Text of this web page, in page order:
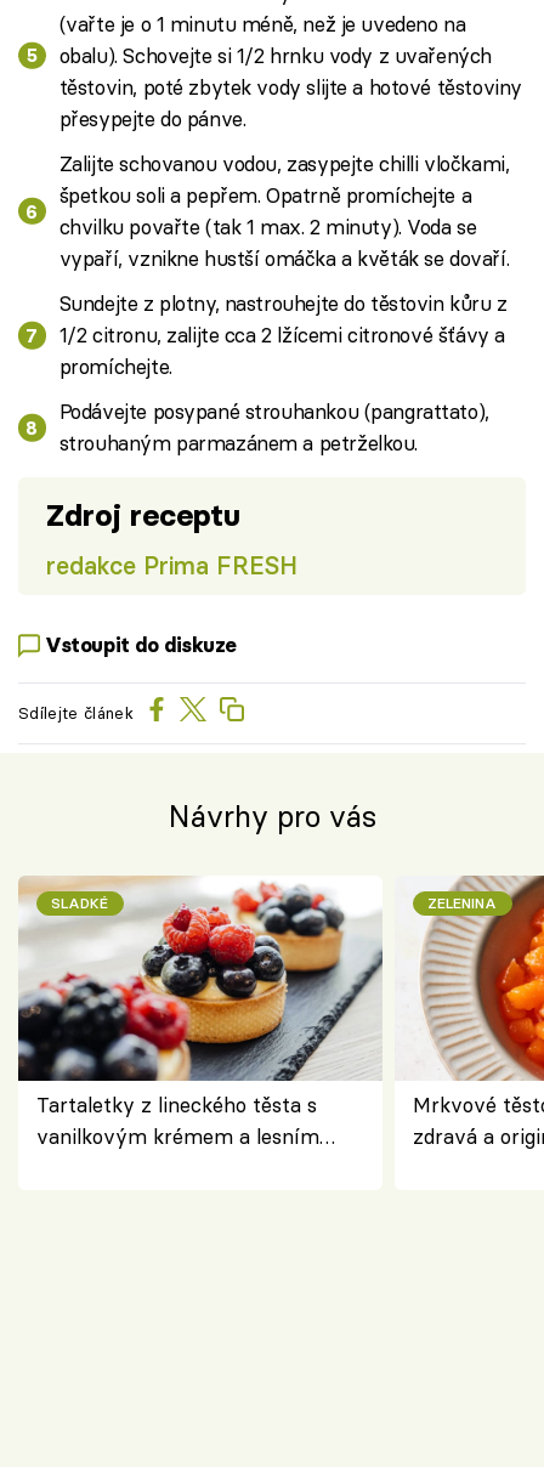
(vařte je o 1 minutu méně, než je uvedeno na
obalu). Schovejte si 1/2 hrnku vody z uvařených
těstovin, poté zbytek vody slijte a hotové těstoviny
přesypejte do pánve.
Zalijte schovanou vodou, zasypejte chilli vločkami,
špetkou soli a pepřem. Opatrně promíchejte a
chvilku povařte (tak 1 max. 2 minuty). Voda se
vypaří, vznikne hustší omáčka a květák se dovaří.
Sundejte z plotny, nastrouhejte do těstovin kůru z
1/2 citronu, zalijte cca 2 lžícemi citronové šťávy a
promíchejte.
Podávejte posypané strouhankou (pangrattato),
strouhaným parmazánem a petrželkou.
Zdroj receptu
redakce Prima FRESH
Vstoupit do diskuze
Sdílejte článek
Návrhy pro vás
SLADKÉ
Tartaletky z lineckého těsta s
vanilkovým krémem a lesním
ZELENINA
Mrkvové
zdravá a